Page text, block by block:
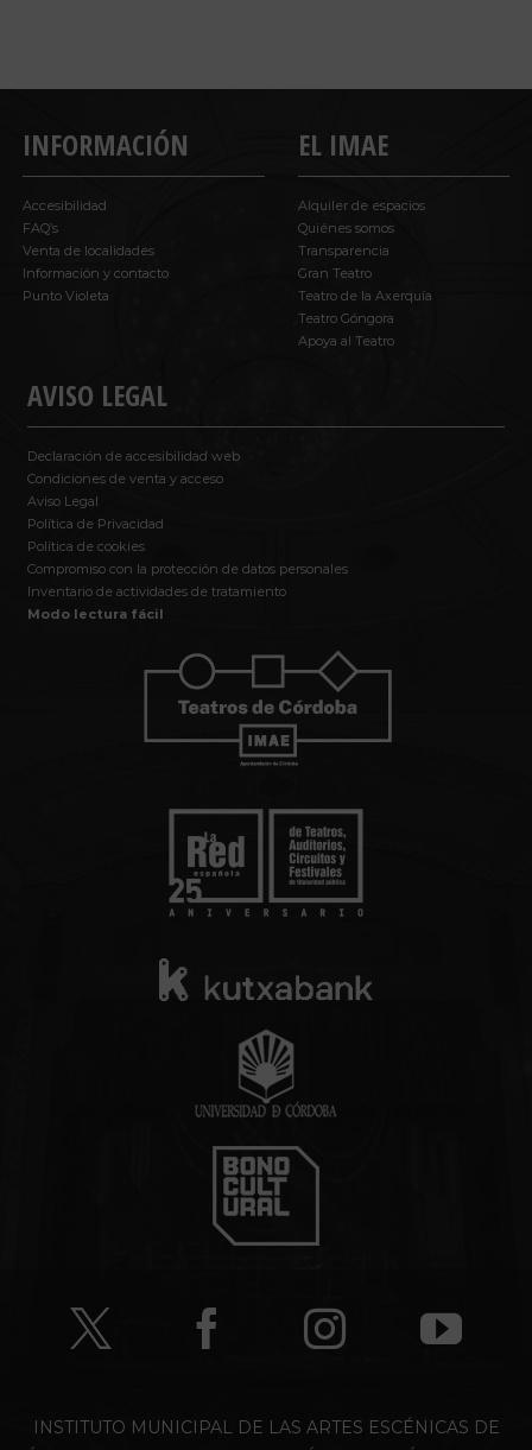
INFORMACIÓN
Accesibilidad
FAQ’s
Venta de localidades
Información y contacto
Punto Violeta
AVISO LEGAL
Declaración de accesibilidad web
Condiciones de venta y acceso
Aviso Legal
Política de Privacidad
Política de cookies
Compromiso con la protección de datos personales
Inventario de actividades de tratamiento
Modo lectura fácil
EL IMAE
Alquiler de espacios
Quiénes somos
Transparencia
Gran Teatro
Teatro de la Axerquía
Teatro Góngora
Apoya al Teatro
INSTITUTO MUNICIPAL DE LAS ARTES ESCÉNICAS DE